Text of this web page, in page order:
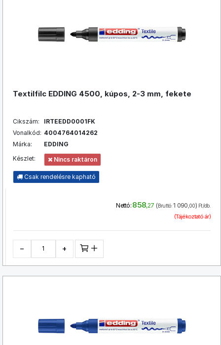
Textilfilc EDDING 4500, kúpos, 2-3 mm, fekete
Cikszám:
IRTEEDD0001FK
Vonalkód: 4004764014262
Márka:
EDDING
Készlet:
Nincs raktáron
Csak rendelésre kapható
Nettó: 858,27 (Bruttó:1 090,00) Ft/db.
(Tájékoztató ár)
− +